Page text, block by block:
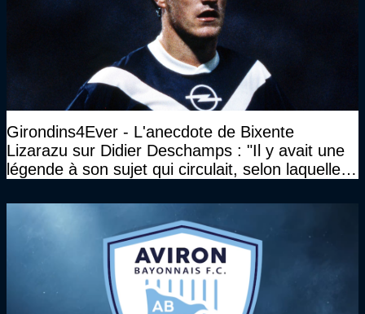
Girondins4Ever - L'anecdote de Bixente
Lizarazu sur Didier Deschamps : "Il y avait une
légende à son sujet qui circulait, selon laquelle il